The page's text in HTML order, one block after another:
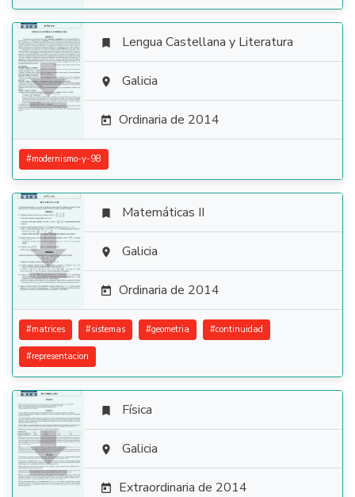

 Lengua Castellana y Literatura
 Galicia
 Ordinaria de 2014
#modernismo-y-98

 Matemáticas II
 Galicia
 Ordinaria de 2014
#matrices #sistemas #geometria #continuidad
#representacion

 Física
 Galicia
 Extraordinaria de 2014